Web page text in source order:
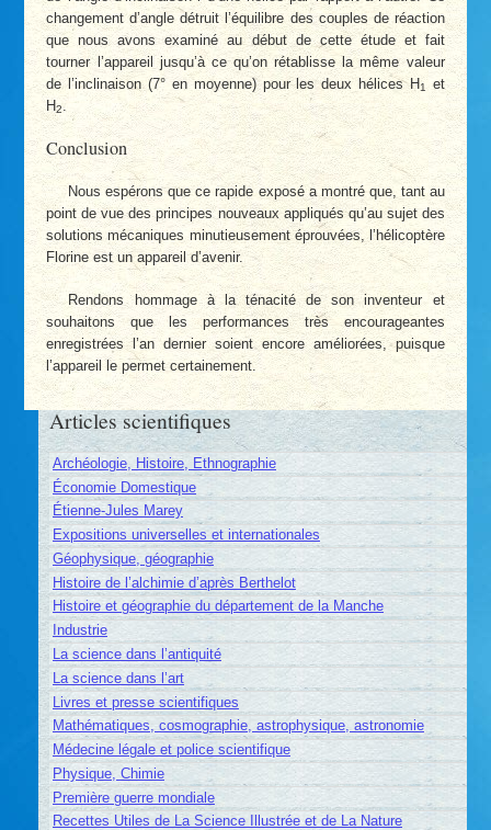
changement d’angle détruit l’équilibre des couples de réaction
que nous avons examiné au début de cette étude et fait
tourner l’appareil jusqu’à ce qu’on rétablisse la même valeur
de l’inclinaison (7° en moyenne) pour les deux hélices H1
et
H2
Conclusion
Nous espérons que ce rapide exposé a montré que, tant au
point de vue des principes nouveaux appliqués qu’au sujet des
solutions mécaniques minutieusement éprouvées, l’hélicoptère
Florine est un appareil d’avenir.
Rendons hommage à la ténacité de son inventeur et
souhaitons que les performances très encourageantes
enregistrées l’an dernier soient encore améliorées, puisque
l’appareil le permet certainement.
Articles scientifiques
Archéologie, Histoire, Ethnographie
Économie Domestique
Étienne-Jules Marey
Expositions universelles et internationales
Géophysique, géographie
Histoire de l’alchimie d’après Berthelot
Histoire et géographie du département de la Manche
Industrie
La science dans l’antiquité
La science dans l’art
Livres et presse scientifiques
Mathématiques, cosmographie, astrophysique, astronomie
Médecine légale et police scientifique
Physique, Chimie
Première guerre mondiale
Recettes Utiles de La Science Illustrée et de La Nature